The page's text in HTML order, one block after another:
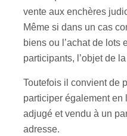
vente aux enchères
Même si dans un cas
biens ou l’achat de lots
participants, l’objet de
Toutefois il convient de
participer également en
adjugé et vendu à un
adresse.